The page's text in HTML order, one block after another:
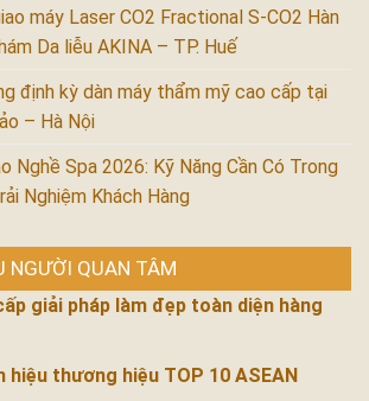
máy Laser CO2 Fractional S-CO2 Hàn
Da liễu AKINA – TP. Huế
định kỳ dàn máy thẩm mỹ cao cấp tại
– Hà Nội
Nghề Spa 2026: Kỹ Năng Cần Có Trong
Nghiệm Khách Hàng
NGƯỜI QUAN TÂM
giải pháp làm đẹp toàn diện hàng
hiệu thương hiệu TOP 10 ASEAN